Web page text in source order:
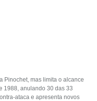
Pinochet, mas limita o alcance
1988, anulando 30 das 33
ataca e apresenta novos